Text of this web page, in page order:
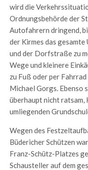
wird die
Ordnungsbehörde der
Autofahrern dringend,
der Kirmes das
und der Dorfstraße zu
Wege und kleinere
zu Fuß oder per
Michael Gorgs. Ebenso
überhaupt nicht ratsam,
umliegenden
Wegen des
Büdericher Schützen
Franz-Schütz-Platzes
Schausteller auf dem